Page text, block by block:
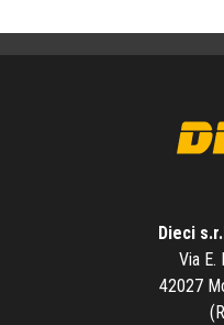
Dieci
Via E.
42027